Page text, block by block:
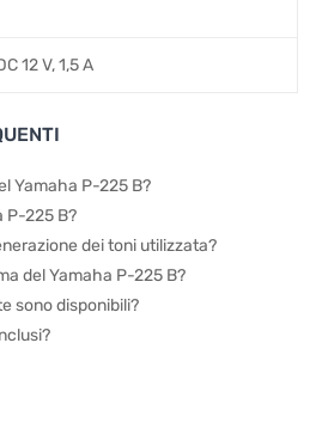
12 V, 1,5 A
Yamaha P-225 B?
P-225 B?
dei toni utilizzata?
del Yamaha P-225 B?
sono disponibili?